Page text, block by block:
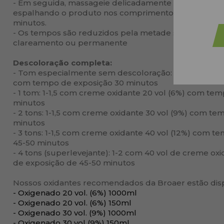
- Em seguida, massageie delicadamente adicionando
espalhando o produto nos comprimentos e pontas,
minutos.
- Os tempos são reduzidos pela metade se a tinta for
clareamento ou permanente
Descoloração completa:
- Tom especialmente sem descoloração: 1-1,5 com
com tempo de exposição 30 minutos
- 1 tom: 1-1,5 com creme oxidante 20 vol (6%) com
minutos
- 2 tons: 1-1,5 com creme oxidante 30 vol (9%) com
minutos
- 3 tons: 1-1,5 com creme oxidante 40 vol (12%) com
45-50 minutos
- 4 tons (superlevejante): 1-2 com 40 vol de creme
de exposição de 45-50 minutos
Nossos oxidantes recomendados da Broaer estão
- Oxigenado 20 vol. (6%) 1000ml
- Oxigenado 20 vol. (6%) 150ml
- Oxigenado 30 vol. (9%) 1000ml